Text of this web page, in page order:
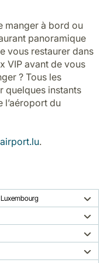
manger à bord ou
panoramique
vous restaurer dans
VIP avant de vous
? Tous les
quelques instants
l’aéroport du
.